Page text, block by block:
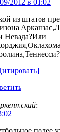
2012 в 01:02
из штатов
Невада?Или
:
полее